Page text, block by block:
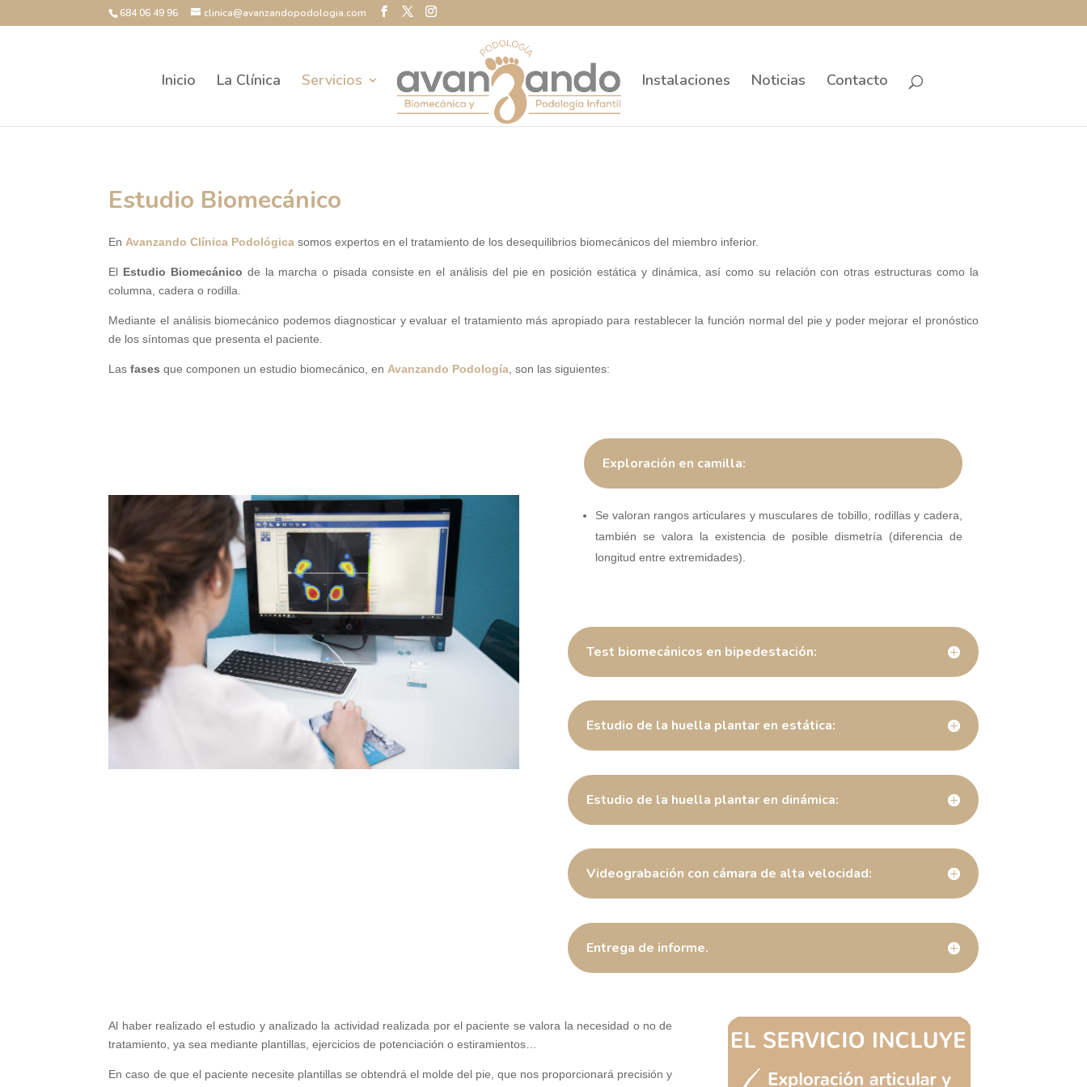
684 06 49 96 clinica@avanzandopodologia.com
Inicio La Clínica Servicios Instalaciones Noticias Contacto
Estudio Biomecánico
En Avanzando Clínica Podológica somos expertos en el tratamiento de los desequilibrios biomecánicos del miembro inferior.
El Estudio Biomecánico de la marcha o pisada consiste en el análisis del pie en posición estática y dinámica, así como su relación con otras estructuras como la
columna, cadera o rodilla.
Mediante el análisis biomecánico podemos diagnosticar y evaluar el tratamiento más apropiado para restablecer la función normal del pie y poder mejorar el pronóstico
de los síntomas que presenta el paciente.
Lasfases que componen un estudio biomecánico, en Avanzando Podología , son las siguientes:
Exploración en camilla:
Se valoran rangos articulares y musculares de tobillo, rodillas y cadera,
también se valora la existencia de posible dismetría (diferencia de
longitud entre extremidades).
Test biomecánicos en bipedestación:
Estudio de la huella plantar en estática:
Estudio de la huella plantar en dinámica:
Videograbación con cámara de alta velocidad:
Entrega de informe.
Al haber realizado el estudio y analizado la actividad realizada por el paciente se valora la necesidad o no de
tratamiento, ya sea mediante plantillas, ejercicios de potenciación o estiramientos…
En caso de que el paciente necesite plantillas se obtendrá el molde del pie, que nos proporcionará precisión y